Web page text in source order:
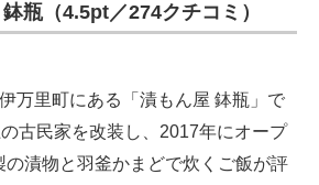
瓶（4.5pt／274クチコミ）
万里町にある「漬もん屋 鉢瓶」で
古民家を改装し、2017年にオープ
の漬物と羽釜かまどで炊くご飯が評